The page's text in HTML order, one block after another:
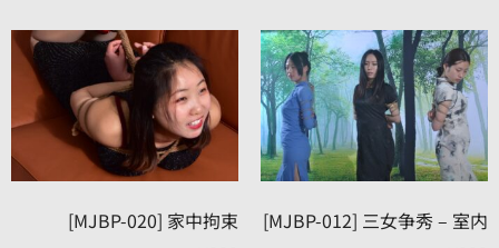
[MJBP-020] 家中拘束
[MJBP-012] 三女争秀 – 室内